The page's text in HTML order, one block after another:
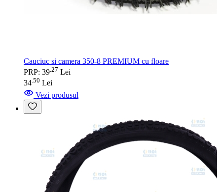
Cauciuc si camera 350-8 PREMIUM cu floare
PRP: 39 27 Lei
34.50 Lei
Vezi produsul